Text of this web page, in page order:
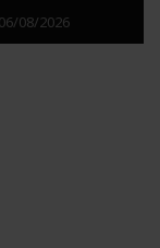
06/08/2026